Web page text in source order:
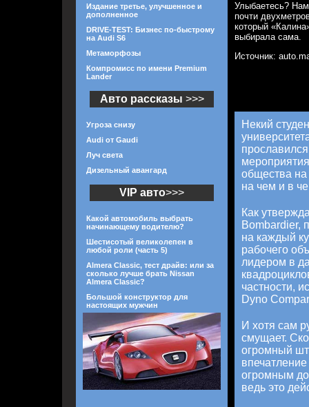
Издание третье, улучшенное и
дополненное
DRIVE-TEST: Бизнес по-быстрому
на Audi S6
Метаморфозы
Компромисс по имени Premium
Lander
Авто рассказы >>>
Угроза снизу
Audi от Gaudi
Луч света
Дизельный авангард
VIP авто>>>
Какой автомобиль выбрать
начинающему водителю?
Шестисотый великолепен в
любой роли (часть 5)
Almera Classic, тест драйв: или за
сколько лучше брать Nissan
Almera Classic?
Большой конструктор для
настоящих мужчин
Улыбаетесь?
почти
который
выбирала сама.
Источник:
Некий
общества
на чем и в
Как
Bombardier,
на каждый
рабочего
лидером в
частности,
Dyno
И хотя сам
смущает.
огромный
огромным
ведь это